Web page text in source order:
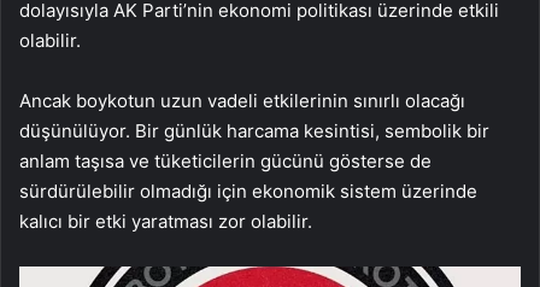
dolayısıyla AK Parti’nin ekonomi politikası üzerinde etkili
olabilir.
Ancak boykotun uzun vadeli etkilerinin sınırlı olacağı
düşünülüyor. Bir günlük harcama kesintisi, sembolik bir
anlam taşısa ve tüketicilerin gücünü gösterse de
sürdürülebilir olmadığı için ekonomik sistem üzerinde
kalıcı bir etki yaratması zor olabilir.